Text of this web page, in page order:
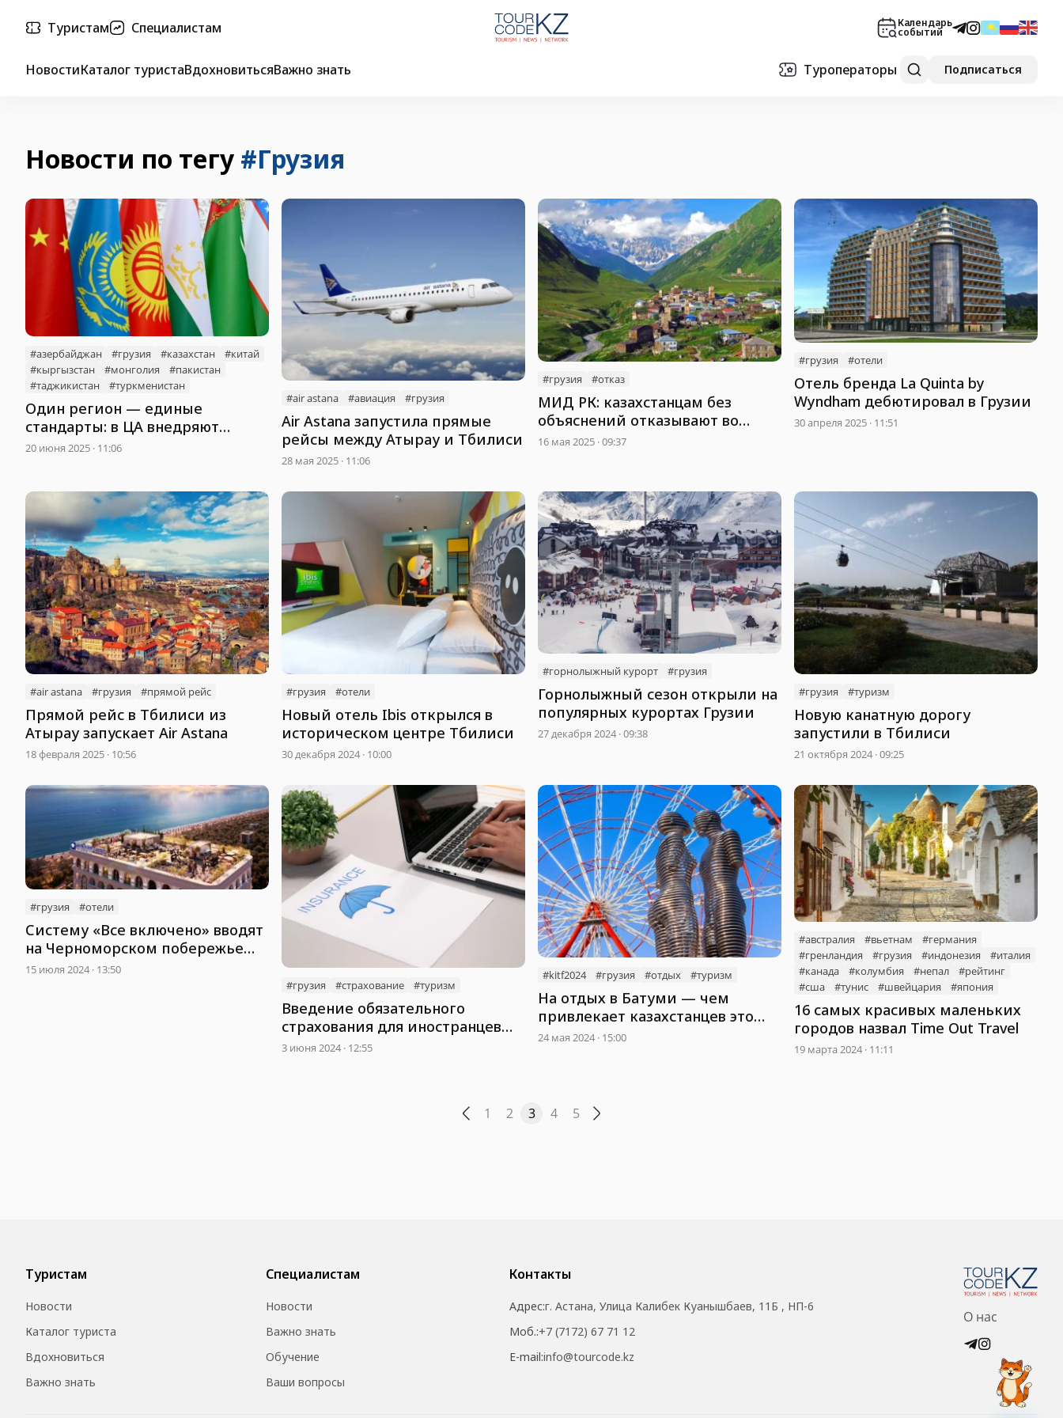
Туристам Специалистам Календарь
событий
НовостиКаталог туристаВдохновитьсяВажно знать Туроператоры Подписаться
Новости по тегу #Грузия
#азербайджан #грузия #казахстан
#китай
#кыргызстан
#монголия
#пакистан
#таджикистан
#туркменистан
Один регион — единые
стандарты: в ЦА внедряют
общую систему оценки
20 июня 2025 · 11:06
#air astana #авиация #грузия
Air Astana запустила прямые
рейсы между Атырау и Тбилиси
28 мая 2025 · 11:06
#грузия #отказ
МИД РК: казахстанцам без
объяснений отказывают во
въезде в Грузию
16 мая 2025 · 09:37
#грузия #отели
Отель бренда La Quinta by
Wyndham дебютировал в Грузии
30 апреля 2025 · 11:51
#air astana #грузия #прямой рейс
Прямой рейс в Тбилиси из
Атырау запускает Air Astana
18 февраля 2025 · 10:56
#грузия #отели
Новый отель Ibis открылся в
историческом центре Тбилиси
30 декабря 2024 · 10:00
#горнолыжный курорт #грузия
Горнолыжный сезон открыли на
популярных курортах Грузии
27 декабря 2024 · 09:38
#грузия #туризм
Новую канатную дорогу
запустили в Тбилиси
21 октября 2024 · 09:25
#грузия #отели
Систему «Все включено» вводят
на Черноморском побережье
Грузии
15 июля 2024 · 13:50
#грузия
#страхование #туризм
Введение обязательного
страхования для иностранцев
отложили до 2026 года в Грузии
3 июня 2024 · 12:55
#kitf2024 #грузия #отдых #туризм
На отдых в Батуми — чем
привлекает казахстанцев это
направление
24 мая 2024 · 15:00
#австралия #вьетнам
#германия
#гренландия
#грузия #индонезия
#италия
#канада
#колумбия #непал
#рейтинг
#сша
#тунис #швейцария #япония
16 самых красивых маленьких
городов назвал Time Out Travel
19 марта 2024 · 11:11
1 2 3 4 5
Туристам
Новости
Каталог туриста
Вдохновиться
Важно знать
Специалистам
Новости
Важно знать
Обучение
Ваши вопросы
Контакты
Адрес:г. Астана, Улица Калибек Куанышбаев, 11Б , НП-6
Моб.:+7 (7172) 67 71 12
E-mail:info@tourcode.kz
О нас